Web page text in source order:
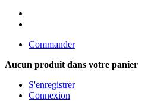
Commander
Aucun produit dans votre panier
S'enregistrer
Connexion